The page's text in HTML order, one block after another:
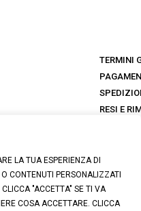
LA TUA ESPERIENZA DI
CONTENUTI PERSONALIZZATI
"ACCETTA" SE TI VA
COSA ACCETTARE. CLICCA
TERMINI
RESI E